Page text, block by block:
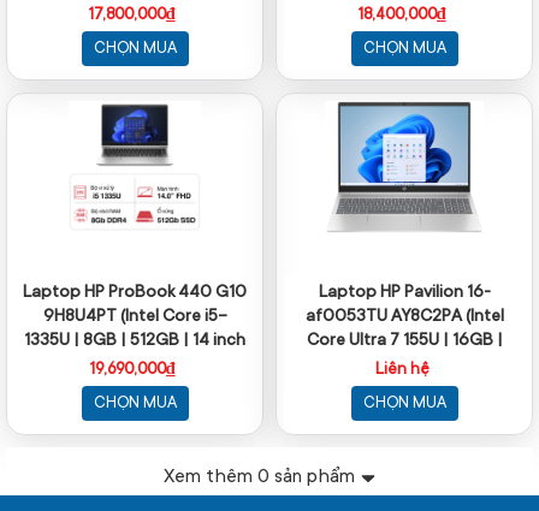
Win11/ Bạc)
17,800,000₫
CHỌN MUA
Win11/ Bạc)
18,400,000₫
CHỌN MUA
Laptop HP ProBook 440 G10
9H8U4PT (Intel Core i5-
1335U | 8GB | 512GB | 14 inch
FHD | Win 11 | Bạc)
19,690,000₫
CHỌN MUA
Laptop HP Pavilion 16-
af0053TU AY8C2PA (Intel
Core Ultra 7 155U | 16GB |
512GB | 16 inch IPS | Win 11 |
Bạc)
Liên hệ
CHỌN MUA
Xem thêm0 sản phẩm